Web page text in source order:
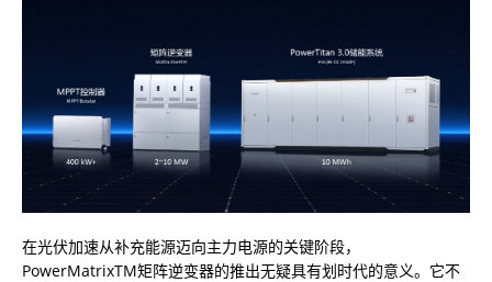
在光伏加速从补充能源迈向主力电源的关键阶段，
PowerMatrixTM矩阵逆变器的推出无疑具有划时代的意义。它不